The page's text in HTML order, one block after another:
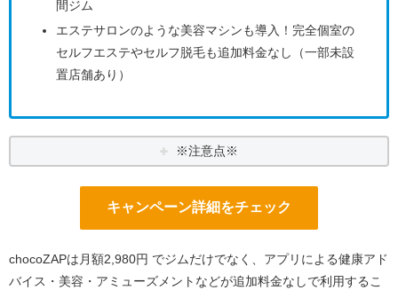
間ジム
エステサロンのような美容マシンも導入！完全個室の
セルフエステやセルフ脱毛も追加料金なし（一部未設
置店舗あり）
※注意点※
キャンペーン詳細をチェック
chocoZAPは月額2,980円 でジムだけでなく、アプリによる健康アド
バイス・美容・アミューズメントなどが追加料金なしで利用するこ